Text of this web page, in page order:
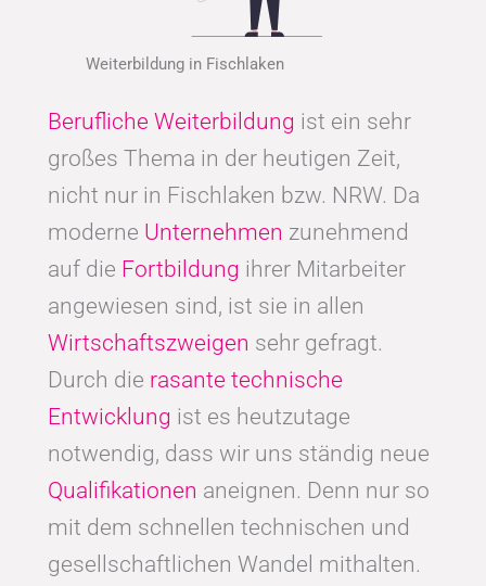
Weiterbildung in Fischlaken
Berufliche Weiterbildung ist ein sehr
großes Thema in der heutigen Zeit,
nicht nur in Fischlaken bzw. NRW. Da
moderne Unternehmen zunehmend
auf die Fortbildung ihrer Mitarbeiter
angewiesen sind, ist sie in allen
Wirtschaftszweigen sehr gefragt.
Durch die rasante technische
Entwicklung ist es heutzutage
notwendig, dass wir uns ständig neue
Qualifikationen aneignen. Denn nur so
mit dem schnellen technischen und
gesellschaftlichen Wandel mithalten.